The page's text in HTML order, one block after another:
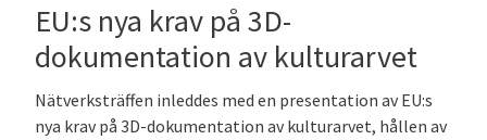
EU:s nya krav på 3D-
dokumentation av kulturarvet
Nätverksträffen inleddes med en presentation av EU:s
nya krav på 3D-dokumentation av kulturarvet, hållen av